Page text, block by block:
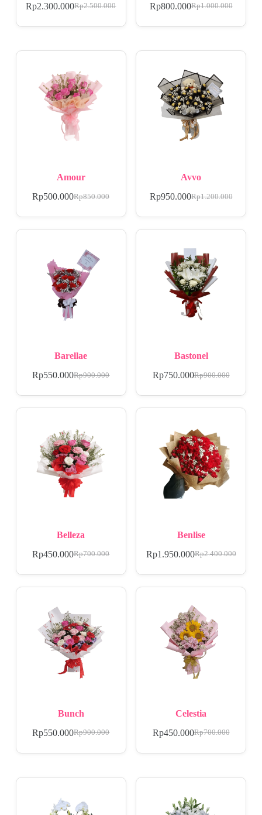
Rp2.500.000
Rp2.300.000 Rp1.000.000
Rp800.000
Amour
Rp850.000
Rp500.000
Avvo
Rp1.200.000
Rp950.000
Barellae
Rp900.000
Rp550.000
Bastonel
Rp900.000
Rp750.000
Belleza
Rp700.000
Rp450.000
Benlise
Rp2.400.000
Rp1.950.000
Bunch
Rp900.000
Rp550.000
Celestia
Rp700.000
Rp450.000